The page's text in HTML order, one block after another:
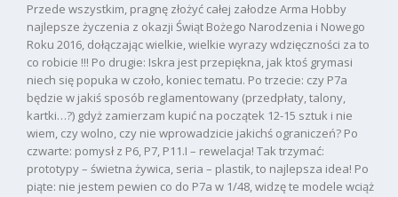
Przede wszystkim, pragnę złożyć całej załodze Arma Hobby
najlepsze życzenia z okazji Świąt Bożego Narodzenia i Nowego
Roku 2016, dołączając wielkie, wielkie wyrazy wdzięczności za to
co robicie !!! Po drugie: Iskra jest przepiękna, jak ktoś grymasi
niech się popuka w czoło, koniec tematu. Po trzecie: czy P7a
będzie w jakiś sposób reglamentowany (przedpłaty, talony,
kartki…?) gdyż zamierzam kupić na początek 12-15 sztuk i nie
wiem, czy wolno, czy nie wprowadzicie jakichś ograniczeń? Po
czwarte: pomysł z P6, P7, P11.I – rewelacja! Tak trzymać:
prototypy – świetna żywica, seria – plastik, to najlepsza idea! Po
piąte: nie jestem pewien co do P7a w 1/48, widzę te modele wciąż